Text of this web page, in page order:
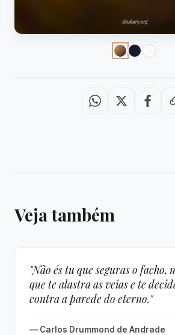
Veja também
"Não és tu que seguras o facho,
que te alastra as veias e te
contra a parede do eterno."
— Carlos Drummond de Andrade